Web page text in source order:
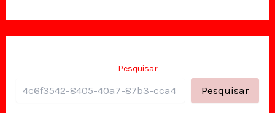
Pesquisar
Pesquisar